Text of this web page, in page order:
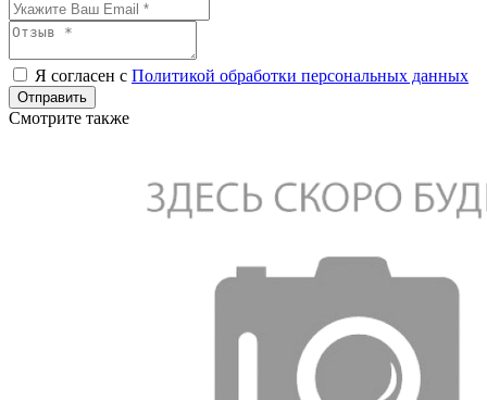
Я согласен с Политикой обработки персональных данных
Отправить
Смотрите также